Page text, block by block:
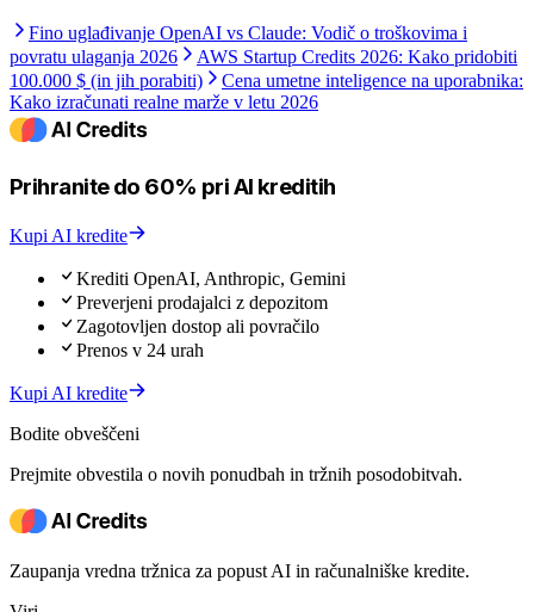
Fino uglađivanje OpenAI vs Claude: Vodič o troškovima i
povratu ulaganja 2026
AWS Startup Credits 2026: Kako pridobiti
100.000 $ (in jih porabiti)
Cena umetne inteligence na uporabnika:
Kako izračunati realne marže v letu 2026
Prihranite do 60% pri AI kreditih
Kupi AI kredite
Krediti OpenAI, Anthropic, Gemini
Preverjeni prodajalci z depozitom
Zagotovljen dostop ali povračilo
Prenos v 24 urah
Kupi AI kredite
Bodite obveščeni
Prejmite obvestila o novih ponudbah in tržnih posodobitvah.
Zaupanja vredna tržnica za popust AI in računalniške kredite.